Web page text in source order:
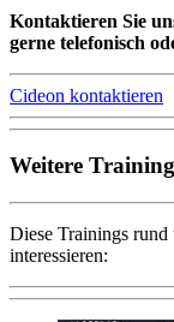
Kontaktieren Sie
gerne telefonisch
Cideon kontaktieren
Weitere
Diese Trainings
interessieren: